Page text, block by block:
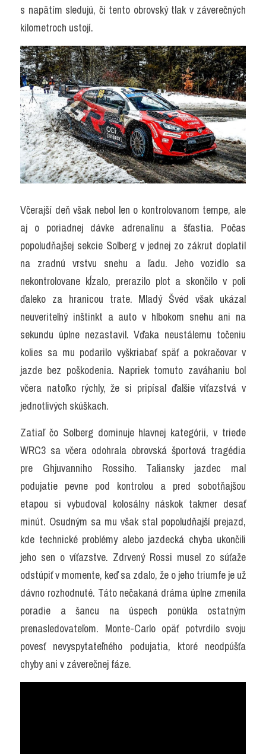
s napätím sledujú, či tento obrovský tlak v záverečných
kilometroch ustojí.
Včerajší deň však nebol len o kontrolovanom tempe, ale
aj o poriadnej dávke adrenalínu a šťastia. Počas
popoludňajšej sekcie Solberg v jednej zo zákrut doplatil
na zradnú vrstvu snehu a ľadu. Jeho vozidlo sa
nekontrolovane kĺzalo, prerazilo plot a skončilo v poli
ďaleko za hranicou trate. Mladý Švéd však ukázal
neuveriteľný inštinkt a auto v hlbokom snehu ani na
sekundu úplne nezastavil. Vďaka neustálemu točeniu
kolies sa mu podarilo vyškriabať späť a pokračovar v
jazde bez poškodenia. Napriek tomuto zaváhaniu bol
včera natoľko rýchly, že si pripísal ďalšie víťazstvá v
jednotlivých skúškach.
Zatiaľ čo Solberg dominuje hlavnej kategórii, v triede
WRC3 sa včera odohrala obrovská športová tragédia
pre Ghjuvanniho Rossiho. Taliansky jazdec mal
podujatie pevne pod kontrolou a pred sobotňajšou
etapou si vybudoval kolosálny náskok takmer desať
minút. Osudným sa mu však stal popoludňajší prejazd,
kde technické problémy alebo jazdecká chyba ukončili
jeho sen o víťazstve. Zdrvený Rossi musel zo súťaže
odstúpiť v momente, keď sa zdalo, že o jeho triumfe je už
dávno rozhodnuté. Táto nečakaná dráma úplne zmenila
poradie a šancu na úspech ponúkla ostatným
prenasledovateľom. Monte-Carlo opäť potvrdilo svoju
povesť nevyspytateľného podujatia, ktoré neodpúšťa
chyby ani v záverečnej fáze.